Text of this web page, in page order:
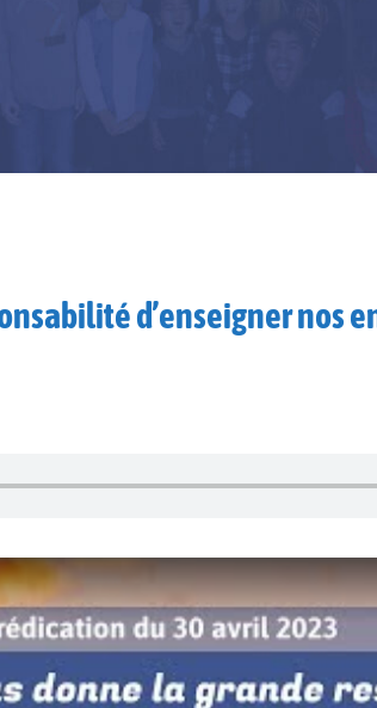
d’enseigner nos